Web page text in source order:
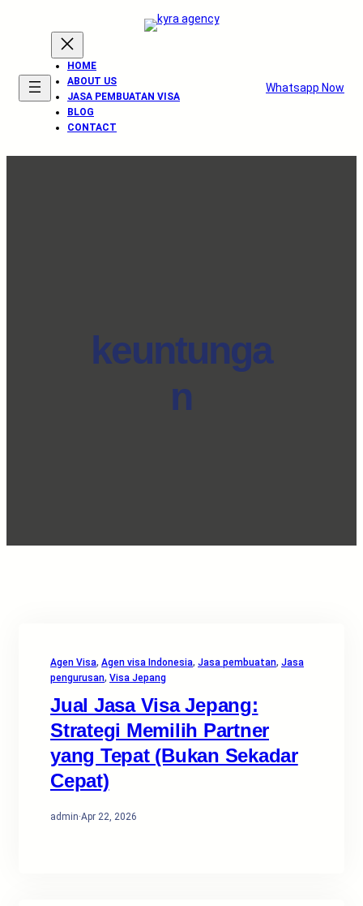
HOME
ABOUT US
JASA PEMBUATAN VISA
BLOG
CONTACT
Whatsapp Now
keuntunga
n
Agen Visa, Agen visa Indonesia, Jasa pembuatan, Jasa
pengurusan, Visa Jepang
Jual Jasa Visa Jepang:
Strategi Memilih Partner
yang Tepat (Bukan Sekadar
Cepat)
admin·Apr 22, 2026